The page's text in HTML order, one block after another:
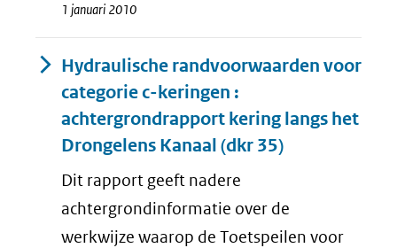
1 januari 2010
Hydraulische randvoorwaarden voor
categorie c-keringen :
achtergrondrapport kering langs het
Drongelens Kanaal (dkr 35)
Dit rapport geeft nadere
achtergrondinformatie over de
werkwijze waarop de Toetspeilen voor